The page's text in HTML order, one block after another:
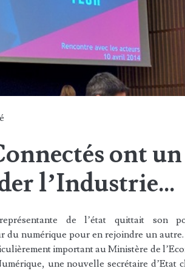
ont un
l’Industrie…
de l’état quittait son
du numérique pour en rejoindre un
important au Ministère de
une nouvelle secrétaire d’Etat